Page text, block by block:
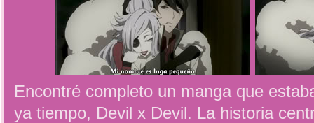
Encontré completo un manga que
ya tiempo, Devil x Devil. La historia